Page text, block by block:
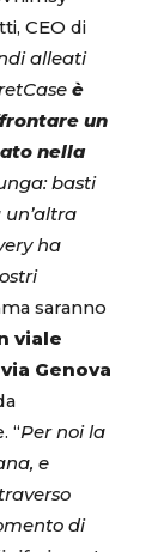
CEO di
alleati
è
un
nella
basti
ha
saranno
viale
Genova
“Per noi la
e
di